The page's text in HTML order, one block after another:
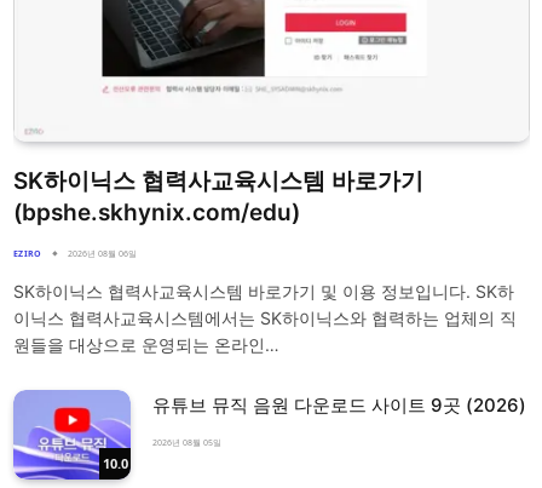
SK하이닉스 협력사교육시스템 바로가기
(bpshe.skhynix.com/edu)
EZIRO 2026년 08월 06일
SK하이닉스 협력사교육시스템 바로가기 및 이용 정보입니다. SK하
이닉스 협력사교육시스템에서는 SK하이닉스와 협력하는 업체의 직
원들을 대상으로 운영되는 온라인…
10.0
유튜브 뮤직 음원 다운로드 사이트 9곳 (2026)
2026년 08월 05일